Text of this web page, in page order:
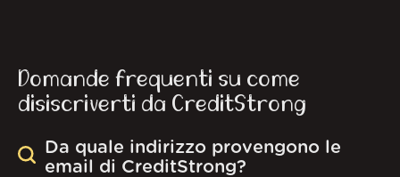
Domande frequenti su come
disiscriverti da CreditStrong
Da quale indirizzo provengono le
email di CreditStrong?